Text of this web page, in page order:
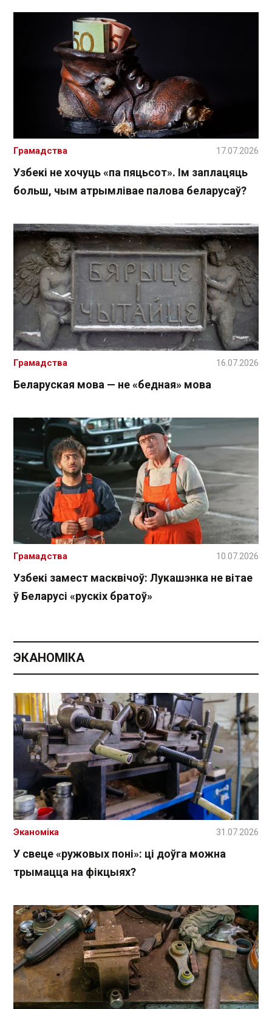
Узбекі не хочуць «па пяцьсот». Ім заплацяць
больш, чым атрымлівае палова беларусаў?
Грамадства 17.07.2026
Беларуская мова — не «бедная» мова
Грамадства 16.07.2026
Узбекі замест масквічоў: Лукашэнка не вітае
ў Беларусі «рускіх братоў»
Грамадства 10.07.2026
ЭКАНОМІКА
У свеце «ружовых поні»: ці доўга можна
трымацца на фікцыях?
Эканоміка 31.07.2026